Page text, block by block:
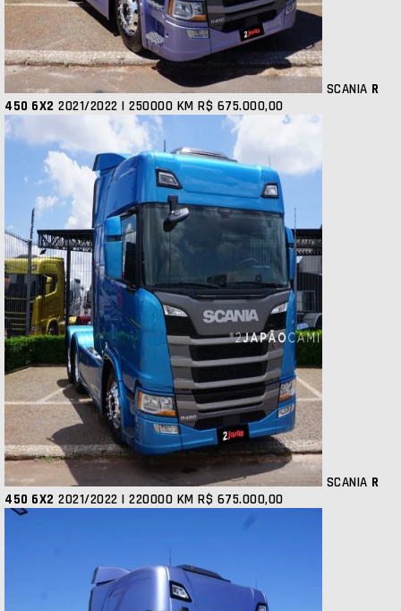
SCANIA R
450 6X2 2021/2022 | 250000 KM R$ 675.000,00
SCANIA R
450 6X2 2021/2022 | 220000 KM R$ 675.000,00